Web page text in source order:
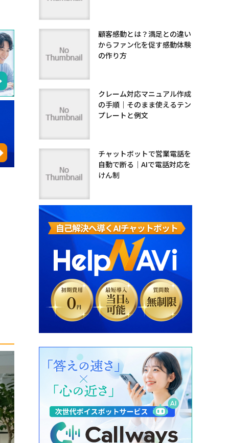
顧客感動とは？満足との違い
からファン化を促す感動体験
の作り方
クレーム対応マニュアル作成
の手順｜そのまま使えるテン
プレートと例文
チャットボットで営業電話を
自動で断る｜AIで電話対応を
けん制